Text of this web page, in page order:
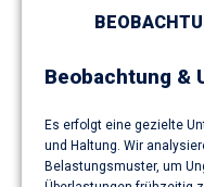
Beobachtung &
Es erfolgt eine gezielte
und Haltung. Wir
Belastungsmuster, um